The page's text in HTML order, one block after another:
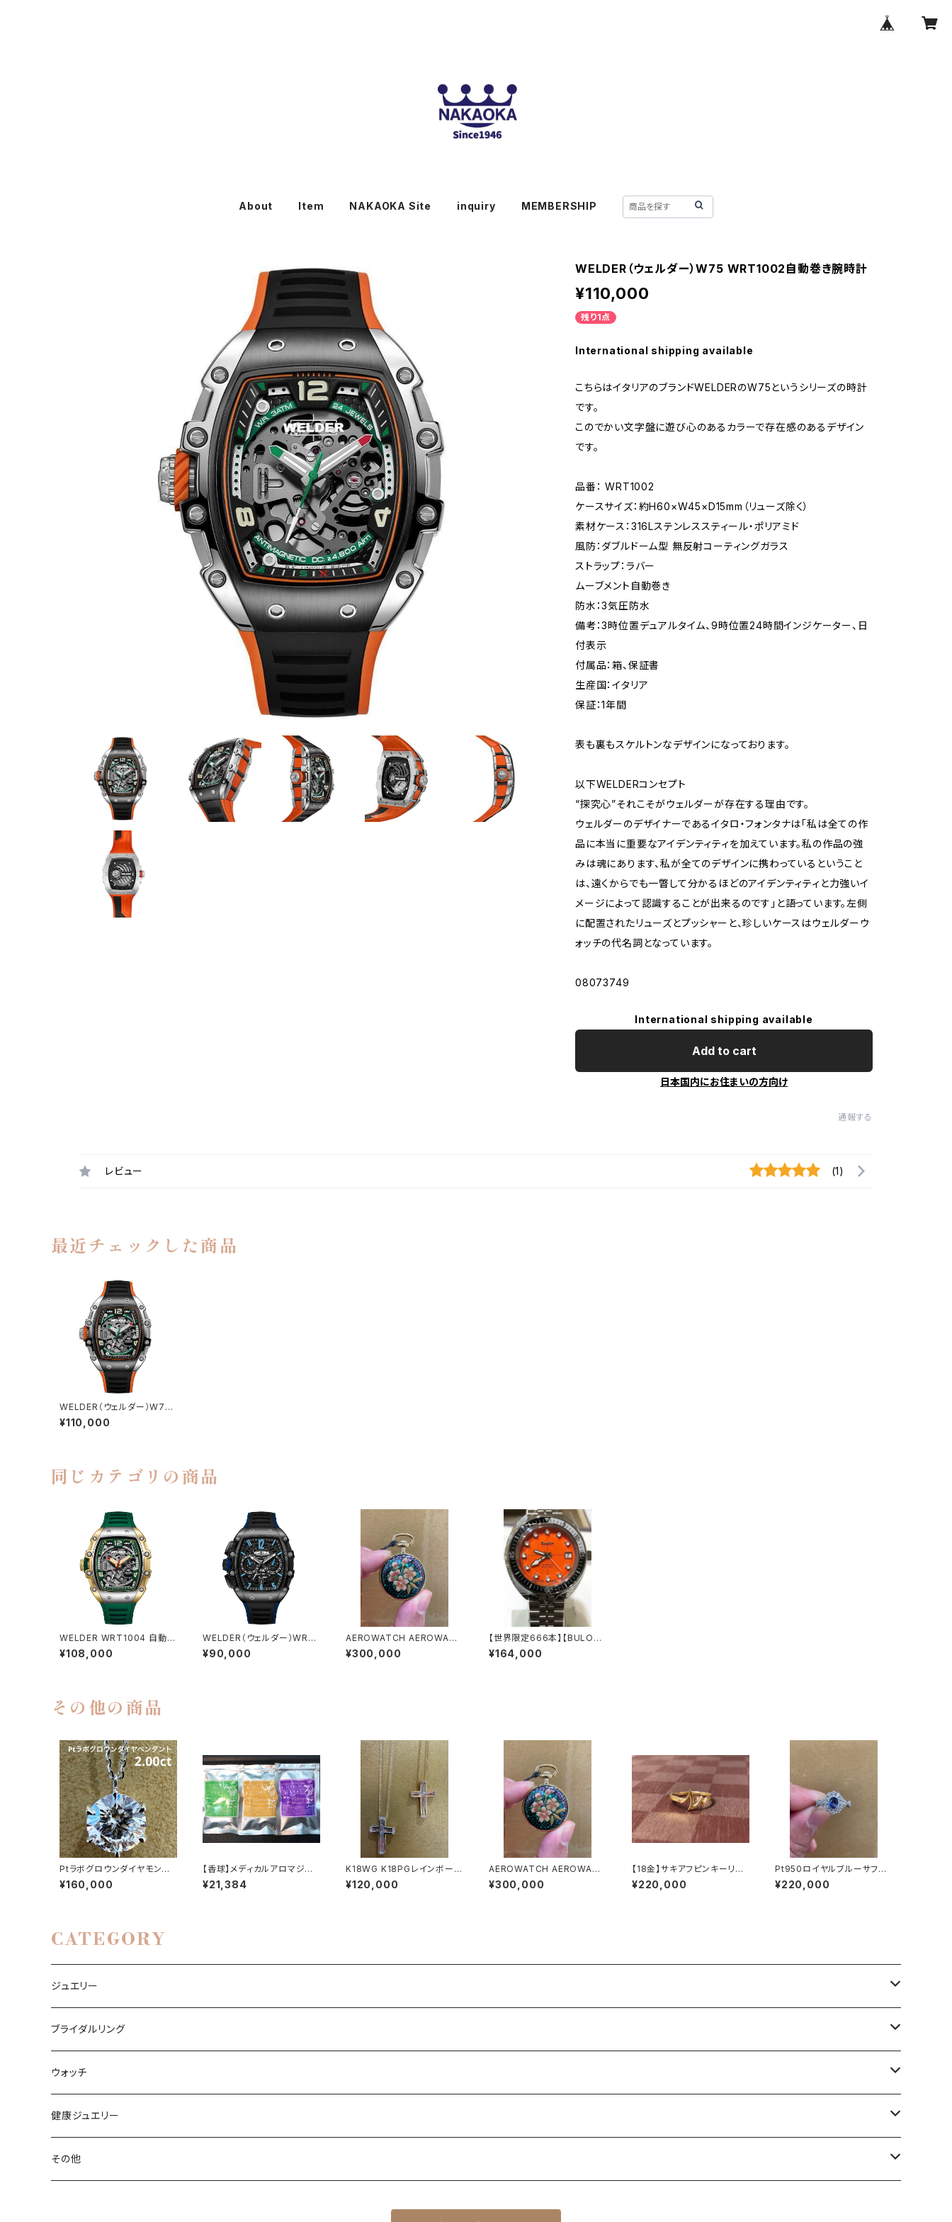
About Item NAKAOKA Site inquiry MEMBERSHIP
WELDER（ウェルダー）W75 WRT1002自動巻き腕時計
¥110,000
残り1点
International shipping available
こちらはイタリアのブランドWELDERのW75というシリーズの時計
です。
このでかい文字盤に遊び心のあるカラーで存在感のあるデザイン
です。
品番： WRT1002
ケースサイズ：約H60×W45×D15mm（リューズ除く）
素材ケース：316Lステンレススティール・ポリアミド
風防：ダブルドーム型 無反射コーティングガラス
ストラップ：ラバー
ムーブメント自動巻き
防水：3気圧防水
備考：3時位置デュアルタイム、9時位置24時間インジケーター、日
付表示
付属品：箱、保証書
生産国：イタリア
保証：1年間
表も裏もスケルトンなデザインになっております。
以下WELDERコンセプト
“探究心”それこそがウェルダーが存在する理由です。
ウェルダーのデザイナーであるイタロ・フォンタナは「私は全ての作
品に本当に重要なアイデンティティを加えています。私の作品の強
みは魂にあります、私が全てのデザインに携わっているということ
は、遠くからでも一瞥して分かるほどのアイデンティティと力強いイ
メージによって認識することが出来るのです」と語っています。左側
に配置されたリューズとプッシャーと、珍しいケースはウェルダーウ
ォッチの代名詞となっています。
08073749
International shipping available
Add to cart
日本国内にお住まいの方向け
通報する
レビュー (1)
最近チェックした商品
WELDER（ウェルダー）W75
WRT1002自動巻き腕時計
¥110,000
同じカテゴリの商品
WELDER WRT1004 自動巻
き メンズ腕時計
¥108,000
WELDER（ウェルダー）WRM
2010クォーツ腕時計
¥90,000
AEROWATCH AEROWATC
H（アエロウォッチ）懐中時計
白蝶貝/蒔絵シリーズ
¥300,000
【世界限定666本】【BULOV
A】 ブローバ デビルダイバー
（98C131）
¥164,000
その他の商品
Ptラボグロウンダイヤモン
ド 2.00ct G VS1 EX ペン
ダント
¥160,000
【香球】メディカルアロマジュ
エリー専用アロマ 脳の若返り
セット
¥21,384
K18WG K18PGレインボーカ
ッティングクロスモチーフダイ
ヤペンダント（大）
¥120,000
AEROWATCH AEROWATC
H（アエロウォッチ）懐中時計
白蝶貝/蒔絵シリーズ
¥300,000
【18金】サキアフピンキーリン
グ（金製波動転写型エネルギ
ー封入リング）
¥220,000
Pt950ロイヤルブルーサファ
イヤ0.804ctダイヤ0.75ctリ
ング
¥220,000
CATEGORY
ジュエリー
リング
ネックレス、ペンダント
ピアス
イヤリング
ブライダルリング
エンゲージリング（婚約リング）
マリッジリング（結婚リング）
ウォッチ
国産ブランド
MINASE
舶来ブランド
健康ジュエリー
メディカルアロマジュエリー
その他